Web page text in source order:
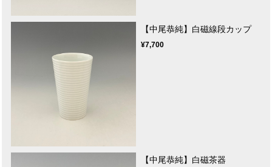
【中尾恭純】白磁線段カップ
¥7,700
【中尾恭純】白磁茶器